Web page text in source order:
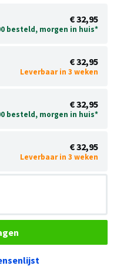
€ 32,95
besteld, morgen in huis*
€ 32,95
Leverbaar in 3 weken
€ 32,95
besteld, morgen in huis*
€ 32,95
Leverbaar in 3 weken